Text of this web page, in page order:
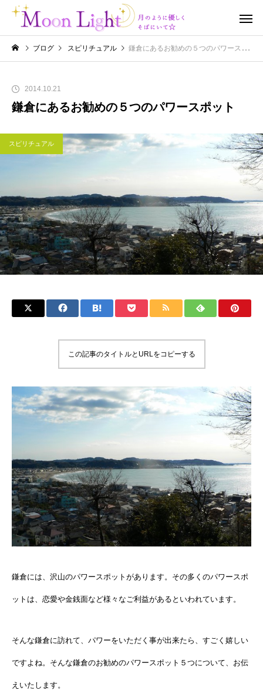
ブログ スピリチュアル 鎌倉にあるお勧めの５つのパワースポット
2014.10.21
鎌倉にあるお勧めの５つのパワースポット
スピリチュアル
この記事のタイトルとURLをコピーする
鎌倉には、沢山のパワースポットがあります。その多くのパワースポ
ットは、恋愛や金銭面など様々なご利益があるといわれています。
そんな鎌倉に訪れて、パワーをいただく事が出来たら、すごく嬉しい
ですよね。そんな鎌倉のお勧めのパワースポット５つについて、お伝
えいたします。